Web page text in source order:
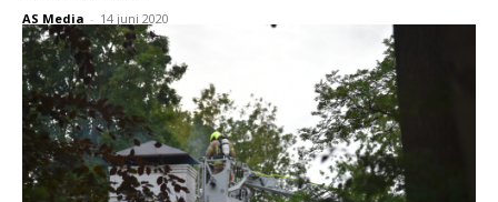
AS Media - 14 juni 2020